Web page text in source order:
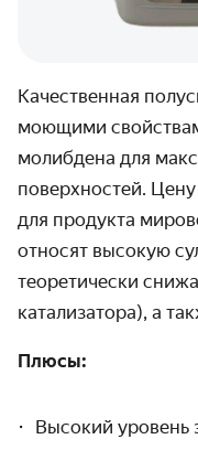
Качественная
моющими
молибдена для
поверхностей.
для продукта
относят высокую
теоретически
катализатора), а
Плюсы:
Высокий уровень